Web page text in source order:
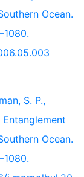
Ocean.
S. P.,
Entanglement
Ocean.